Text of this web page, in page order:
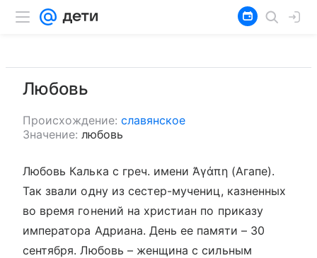
Любовь
Происхождение: славянское
Значение: любовь
Любовь Калька с греч. имени Ἀγάπη (Агапе).
Так звали одну из сестер-мучениц, казненных
во время гонений на христиан по приказу
императора Адриана. День ее памяти – 30
сентября. Любовь – женщина с сильным